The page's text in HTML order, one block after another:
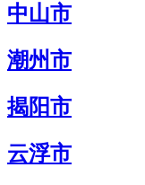
中山市
潮州市
揭阳市
云浮市